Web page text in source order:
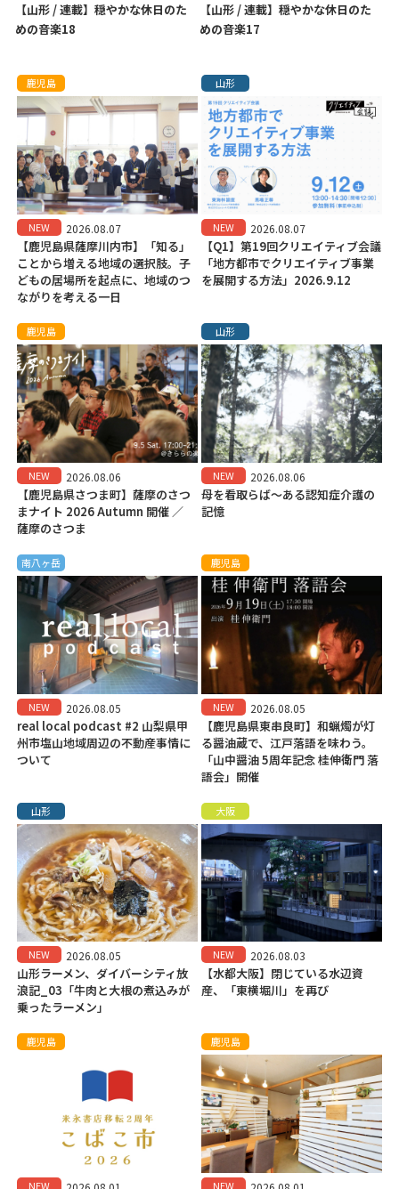
【山形 / 連載】穏やかな休日のた
めの音楽18
【山形 / 連載】穏やかな休日のた
めの音楽17
鹿児島
NEW 2026.08.07
【鹿児島県薩摩川内市】「知る」
ことから増える地域の選択肢。子
どもの居場所を起点に、地域のつ
ながりを考える一日
山形
NEW 2026.08.07
【Q1】第19回クリエイティブ会議
「地方都市でクリエイティブ事業
を展開する方法」2026.9.12
鹿児島
NEW 2026.08.06
【鹿児島県さつま町】薩摩のさつ
まナイト 2026 Autumn 開催 ／
薩摩のさつま
山形
NEW 2026.08.06
母を看取らば～ある認知症介護の
記憶
南八ヶ岳
NEW 2026.08.05
real local podcast #2 山梨県甲
州市塩山地域周辺の不動産事情に
ついて
鹿児島
NEW 2026.08.05
【鹿児島県東串良町】和蝋燭が灯
る醤油蔵で、江戸落語を味わう。
「山中醤油 5周年記念 桂伸衛門 落
語会」開催
山形
NEW 2026.08.05
山形ラーメン、ダイバーシティ放
浪記_03「牛肉と大根の煮込みが
乗ったラーメン」
大阪
NEW 2026.08.03
【水都大阪】閉じている水辺資
産、「東横堀川」を再び
鹿児島
NEW
鹿児島
NEW